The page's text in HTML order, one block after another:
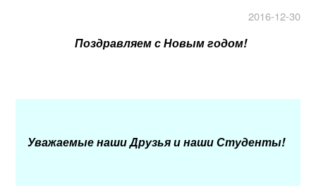
2016-12-30
Поздравляем с Новым годом!
Уважаемые наши Друзья и наши Студенты!